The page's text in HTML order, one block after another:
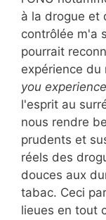
à la drogue et
contrôlée m'a
pourrait
expérience du
you
l'esprit au
nous rendre
prudents et
réels des
douces aux
tabac. Ceci
lieues en tout